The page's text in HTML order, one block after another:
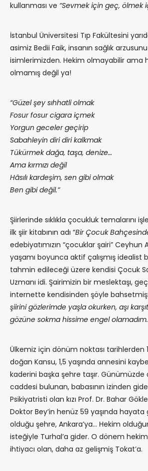
kullanması ve “Sevmek için geç, ölmek
İstanbul Üniversitesi Tıp Fakültesini
asimiz Bedii Faik, insanın sağlık
isimlerimizden. Hekim olmayabilir ama
olmamış değil ya!
“Güzel şey sıhhatli olmak
Fosur fosur cigara içmek
Yorgun geceler geçirip
Sabahleyin diri diri kalkmak
Tükürmek dağa, taşa, denize…
Ama kırmızı değil
Hâsılı kardeşim, sen gibi olmak
Ben gibi değil.”
Şiirlerinde sıklıkla çocukluk temalarını
ilk şiir kitabının adı “Bir Çocuk
edebiyatımızın “çocuklar şairi” Ceyhun
yaşamı boyunca aktif çalışmış idealist
tahmin edileceği üzere kendisi Çocuk
Uzmanı idi. Şairimizin bir meslektaşı,
internette kendisinden şöyle bahsetmiş:
şiirini gözlerimde yaşla okurken, aşı
gözüne sokma hissime engel
Ülkemiz için dönüm noktası tarihlerden
doğan Kansu, 1,5 yaşında annesini
kaderini başka şehre taşır. Günümüzde
caddesi bulunan, babasının izinden
Psikiyatristi olan kızı Prof. Dr. Bahar
Doktor Bey’in henüz 59 yaşında
olduğu şehre, Ankara’ya… Hekim
isteğiyle Turhal’a gider. O dönem
ihtiyacı olan, daha az gelişmiş